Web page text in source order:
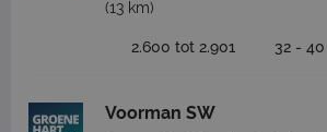
(13 km)
2.600 tot 2.901 32 -
Voorman SW